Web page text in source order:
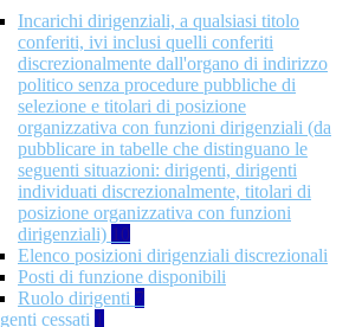
Incarichi dirigenziali, a qualsiasi titolo
conferiti, ivi inclusi quelli conferiti
discrezionalmente dall'organo di indirizzo
politico senza procedure pubbliche di
selezione e titolari di posizione
organizzativa con funzioni dirigenziali (da
pubblicare in tabelle che distinguano le
seguenti situazioni: dirigenti, dirigenti
individuati discrezionalmente, titolari di
posizione organizzativa con funzioni
dirigenziali) 10
Elenco posizioni dirigenziali discrezionali
Posti di funzione disponibili
Ruolo dirigenti 7
cessati 1